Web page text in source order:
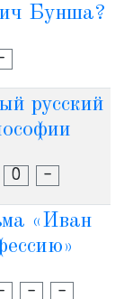
Бунша?
русский
О -
«Иван
- -